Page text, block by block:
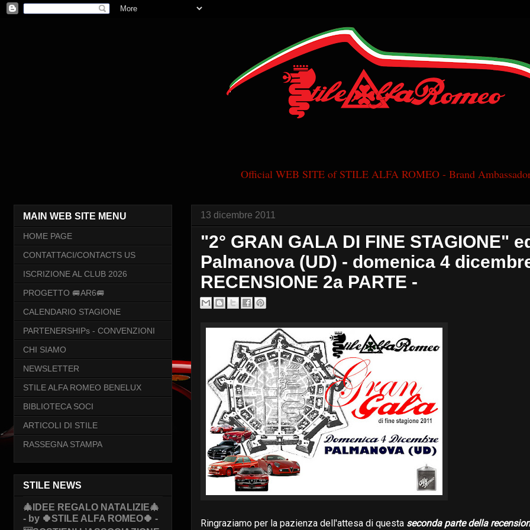
Official WEB SITE of STILE ALFA ROMEO - Brand
13 dicembre 2011
"2° GRAN GALA DI FINE STAGIONE"
Palmanova (UD) - domenica 4
RECENSIONE 2a PARTE -
Ringraziamo per la pazienza dell'attesa di questa seconda parte della
MAIN WEB SITE MENU
HOME PAGE
CONTATTACI/CONTACTS US
ISCRIZIONE AL CLUB 2026
PROGETTO 🚐AR6🚐
CALENDARIO STAGIONE
PARTENERSHIPs - CONVENZIONI
CHI SIAMO
NEWSLETTER
STILE ALFA ROMEO BENELUX
BIBLIOTECA SOCI
ARTICOLI DI STILE
RASSEGNA STAMPA
STILE NEWS
🎄IDEE REGALO NATALIZIE🎄
- by 🍀STILE ALFA ROMEO🍀 -